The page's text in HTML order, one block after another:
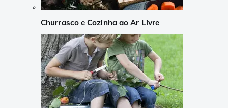
Churrasco e Cozinha ao Ar Livre